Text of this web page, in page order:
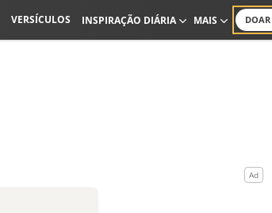
DOAR
VERSÍCULOS INSPIRAÇÃO DIÁRIA MAIS